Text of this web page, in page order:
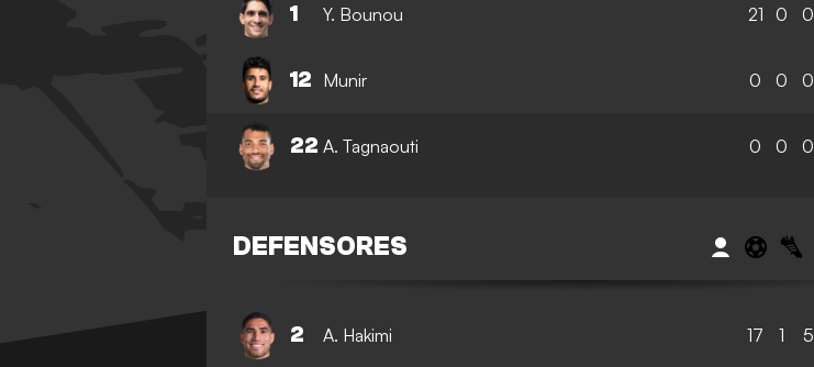
1 Y. Bounou 21 0 0
12 Munir 0 0 0
22 A. Tagnaouti 0 0 0
DEFENSORES
2 A. Hakimi 17 1 5